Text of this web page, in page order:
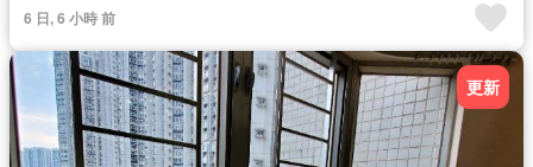
6 日, 6 小時 前
更新